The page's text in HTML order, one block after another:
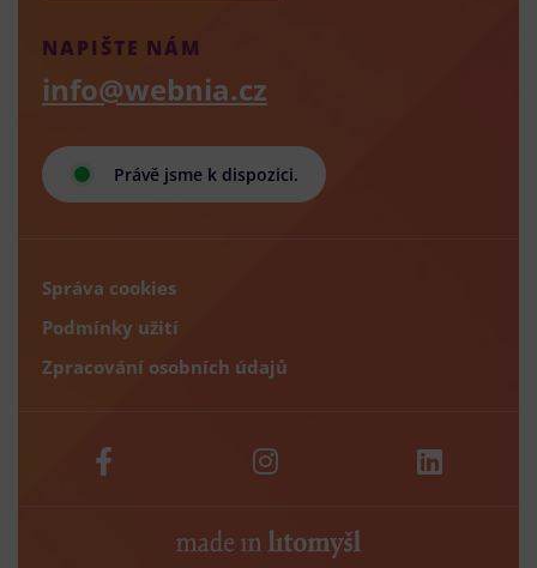
Právě jsme k dispozici.
NAPIŠTE NÁM
info@webnia.cz
Správa cookies
Podmínky užití
Zpracování osobních údajů